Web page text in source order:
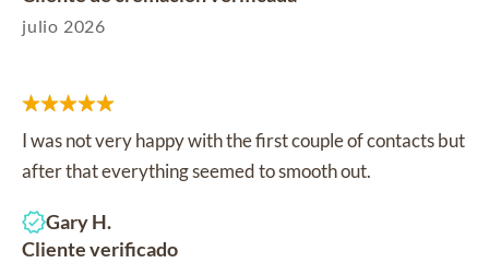
julio 2026
I was not very happy with the first couple of contacts but
after that everything seemed to smooth out.
Gary H.
Cliente verificado